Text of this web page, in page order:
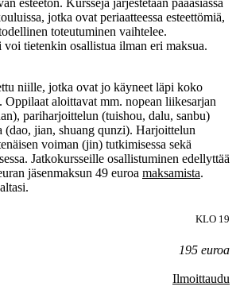
esteetön. Kursseja järjestetään pääasiassa
jotka ovat periaatteessa esteettömiä,
toteutuminen vaihtelee.
tietenkin osallistua ilman eri maksua.
niille, jotka ovat jo käyneet läpi koko
aloittavat mm. nopean liikesarjan
pariharjoittelun (tuishou, dalu, sanbu)
(dao, jian, shuang qunzi). Harjoittelun
voiman (jin) tutkimisessa sekä
Jatkokursseille osallistuminen edellyttää
jäsenmaksun 49 euroa maksamista.
KLO 19
195 euroa
Ilmoittaudu